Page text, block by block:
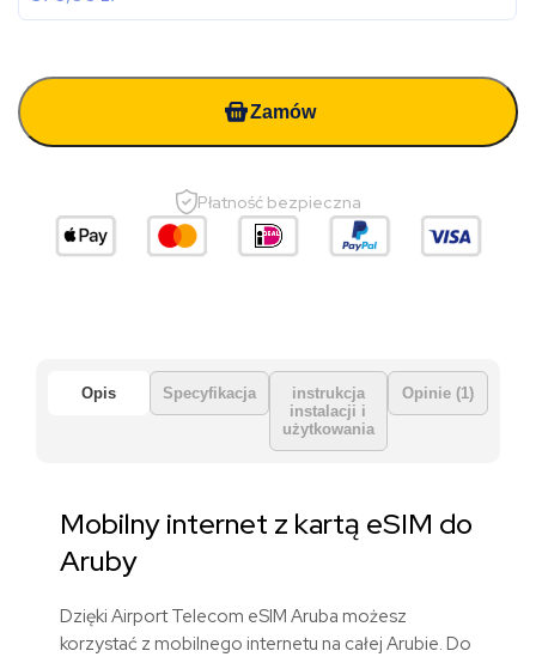
Zamów
Płatność bezpieczna
Opis Specyfikacja
instrukcja
instalacji i
użytkowania
Opinie (1)
Mobilny internet z kartą eSIM do
Aruby
Dzięki Airport Telecom eSIM Aruba możesz
korzystać z mobilnego internetu na całej Arubie. Do